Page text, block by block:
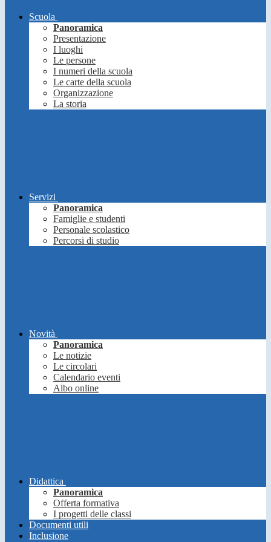
Scuola
Panoramica
Presentazione
I luoghi
Le persone
I numeri della scuola
Le carte della scuola
Organizzazione
La storia
Servizi
Panoramica
Famiglie e studenti
Personale scolastico
Percorsi di studio
Novità
Panoramica
Le notizie
Le circolari
Calendario eventi
Albo online
Didattica
Panoramica
Offerta formativa
I progetti delle classi
Documenti utili
Inclusione